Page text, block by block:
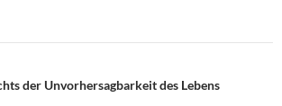
der Unvorhersagbarkeit des Lebens